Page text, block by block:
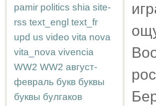
pamir politics shia site-
rss text_engl text_fr
upd us video vita nova
vita_nova vivencia
WW2 WW2 август-
февраль букв буквы
буквы булгаков